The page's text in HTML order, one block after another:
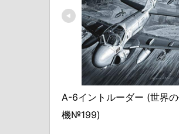
A-6イントルーダー (世界
機№199)